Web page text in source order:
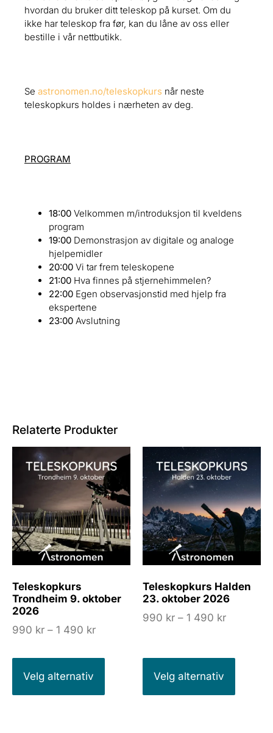
Relaterte Produkter
Teleskopkurs
Trondheim 9. oktober
2026
990 kr – 1 490 kr
Velg alternativ
Teleskopkurs Halden
23. oktober 2026
990 kr – 1 490 kr
Velg alternativ
hvordan du bruker ditt teleskop på kurset. Om du
ikke har teleskop fra før, kan du låne av oss eller
bestille i vår nettbutikk.
Se astronomen.no/teleskopkurs når neste
teleskopkurs holdes i nærheten av deg.
PROGRAM
18:00 Velkommen m/introduksjon til kveldens
program
19:00 Demonstrasjon av digitale og analoge
hjelpemidler
20:00 Vi tar frem teleskopene
21:00 Hva finnes på stjernehimmelen?
22:00 Egen observasjonstid med hjelp fra
ekspertene
23:00 Avslutning